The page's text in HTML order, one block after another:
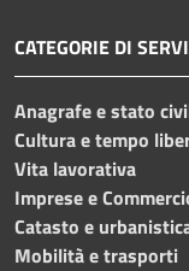
CATEGORIE DI
Anagrafe e stato
Cultura e tempo
Vita lavorativa
Imprese e
Catasto e
Mobilità e trasporti